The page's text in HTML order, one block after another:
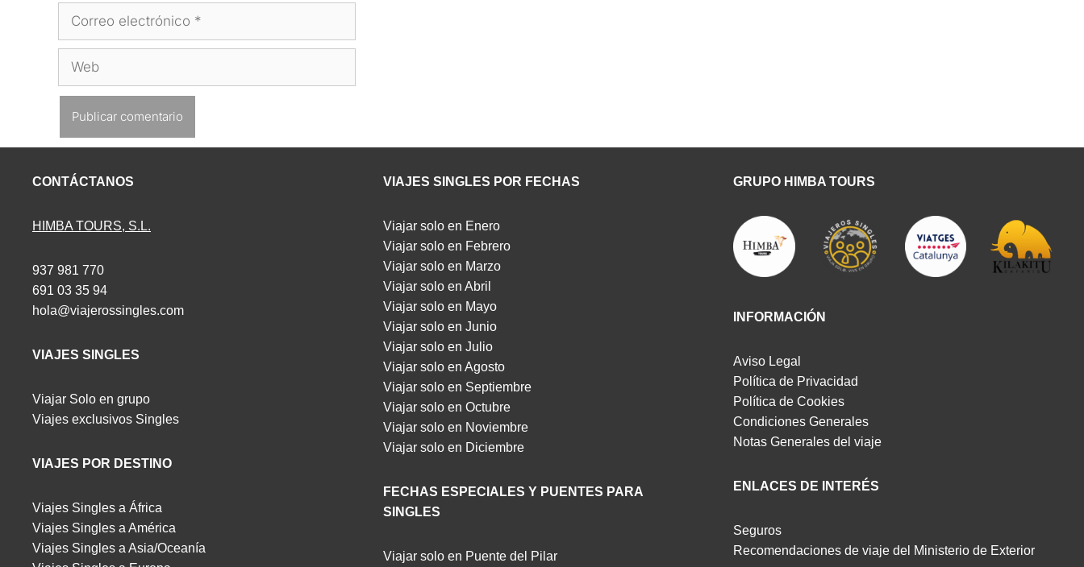
CONTÁCTANOS
HIMBA TOURS, S.L.
937 981 770
691 03 35 94
hola@viajerossingles.com
VIAJES SINGLES
Viajar Solo en grupo
Viajes exclusivos Singles
VIAJES POR DESTINO
Viajes Singles a África
Viajes Singles a América
Viajes Singles a Asia/Oceanía
VIAJES SINGLES POR FECHAS
Viajar solo en Enero
Viajar solo en Febrero
Viajar solo en Marzo
Viajar solo en Abril
Viajar solo en Mayo
Viajar solo en Junio
Viajar solo en Julio
Viajar solo en Agosto
Viajar solo en Septiembre
Viajar solo en Octubre
Viajar solo en Noviembre
Viajar solo en Diciembre
FECHAS ESPECIALES Y PUENTES PARA
SINGLES
Viajar solo en Puente del Pilar
GRUPO HIMBA TOURS
INFORMACIÓN
Aviso Legal
Política de Privacidad
Política de Cookies
Condiciones Generales
Notas Generales del viaje
ENLACES DE INTERÉS
Seguros
Recomendaciones de viaje del Ministerio de Exterior